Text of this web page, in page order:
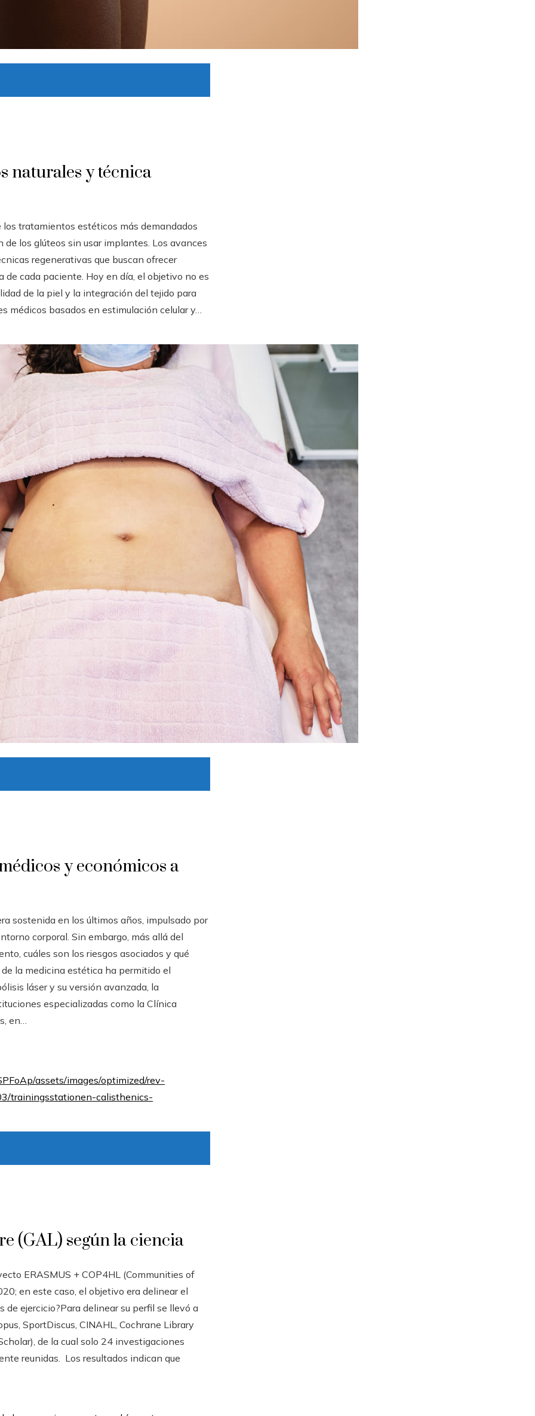
naturales y técnica
tratamientos estéticos más demandados
los glúteos sin usar implantes. Los avances
regenerativas que buscan ofrecer
de cada paciente. Hoy en día, el objetivo no es
de la piel y la integración del tejido para
médicos basados en estimulación celular y…
y económicos a
sostenida en los últimos años, impulsado por
corporal. Sin embargo, más allá del
cuáles son los riesgos asociados y qué
la medicina estética ha permitido el
láser y su versión avanzada, la
especializadas como la Clínica
en…
(GAL) según la ciencia
ERASMUS + COP4HL (Communities of
en este caso, el objetivo era delinear el
de ejercicio?Para delinear su perfil se llevó a
SportDiscus, CINAHL, Cochrane Library
de la cual solo 24 investigaciones
reunidas. Los resultados indican que